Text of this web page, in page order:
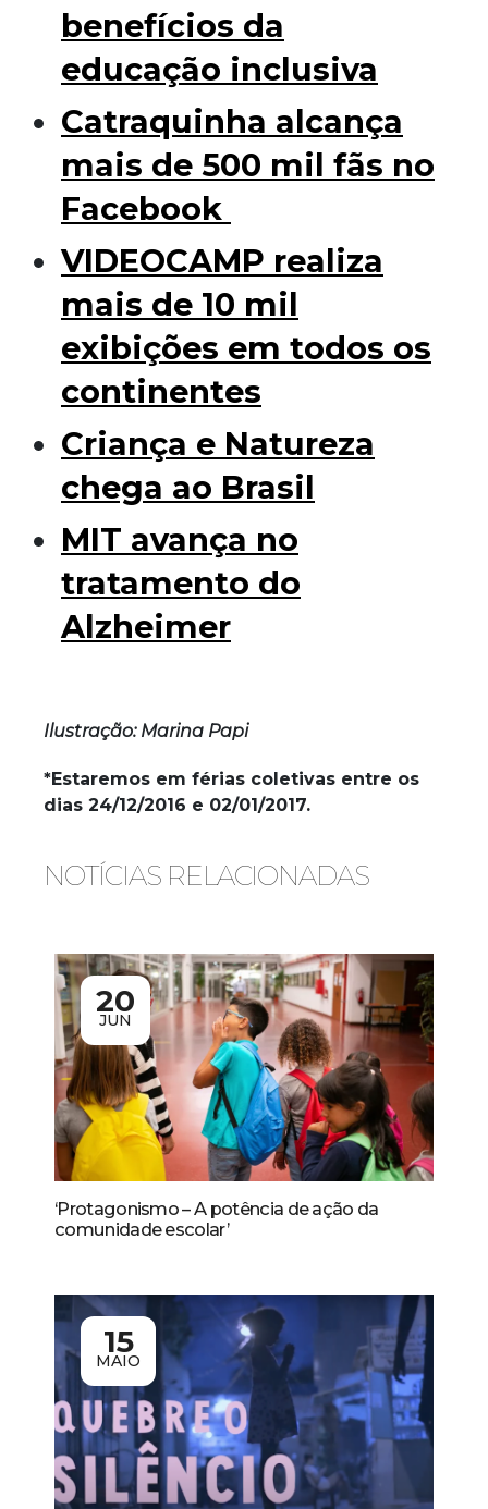
benefícios da
educação inclusiva
Catraquinha alcança
mais de 500 mil fãs no
Facebook
VIDEOCAMP realiza
mais de 10 mil
exibições em todos os
continentes
Criança e Natureza
chega ao Brasil
MIT avança no
tratamento do
Alzheimer
Ilustração: Marina Papi
*Estaremos em férias coletivas entre os
dias 24/12/2016 e 02/01/2017.
NOTÍCIAS RELACIONADAS
20
JUN
‘Protagonismo – A potência de ação da
comunidade escolar’
15
MAIO